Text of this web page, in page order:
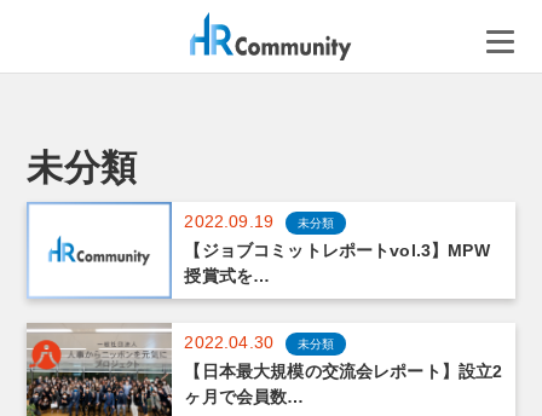
テ
未分類
2022.09.19 未分類
【ジョブコミットレポートvol.3】MPW
授賞式を…
2022.04.30 未分類
【日本最大規模の交流会レポート】設立2
ヶ月で会員数…